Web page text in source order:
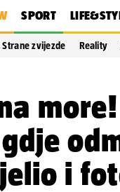
SPORT
Strane zvijezde Reality
i